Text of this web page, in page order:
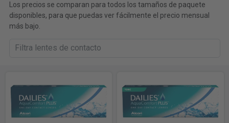
Los precios se comparan para todos los tamaños de paquete
disponibles, para que puedas ver fácilmente el precio mensual
más bajo.